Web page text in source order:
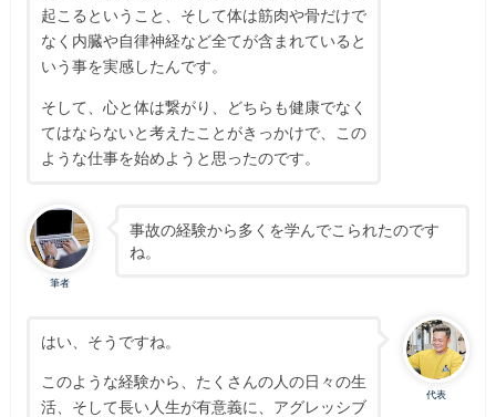
起こるということ、そして体は筋肉や骨だけで
なく内臓や自律神経など全てが含まれていると
いう事を実感したんです。
そして、心と体は繋がり、どちらも健康でなく
てはならないと考えたことがきっかけで、この
ような仕事を始めようと思ったのです。
筆者
事故の経験から多くを学んでこられたのです
ね。
代表
はい、そうですね。
このような経験から、たくさんの人の日々の生
活、そして長い人生が有意義に、アグレッシブ